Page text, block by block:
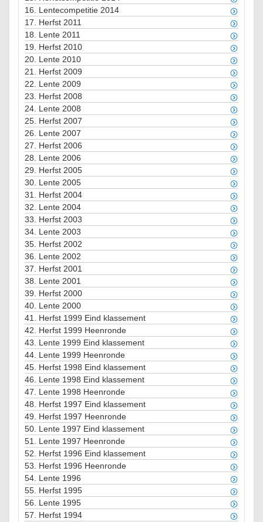
16. Lentecompetitie 2014
17. Herfst 2011
18. Lente 2011
19. Herfst 2010
20. Lente 2010
21. Herfst 2009
22. Lente 2009
23. Herfst 2008
24. Lente 2008
25. Herfst 2007
26. Lente 2007
27. Herfst 2006
28. Lente 2006
29. Herfst 2005
30. Lente 2005
31. Herfst 2004
32. Lente 2004
33. Herfst 2003
34. Lente 2003
35. Herfst 2002
36. Lente 2002
37. Herfst 2001
38. Lente 2001
39. Herfst 2000
40. Lente 2000
41. Herfst 1999 Eind klassement
42. Herfst 1999 Heenronde
43. Lente 1999 Eind klassement
44. Lente 1999 Heenronde
45. Herfst 1998 Eind klassement
46. Lente 1998 Eind klassement
47. Lente 1998 Heenronde
48. Herfst 1997 Eind klassement
49. Herfst 1997 Heenronde
50. Lente 1997 Eind klassement
51. Lente 1997 Heenronde
52. Herfst 1996 Eind klassement
53. Herfst 1996 Heenronde
54. Lente 1996
55. Herfst 1995
56. Lente 1995
57. Herfst 1994